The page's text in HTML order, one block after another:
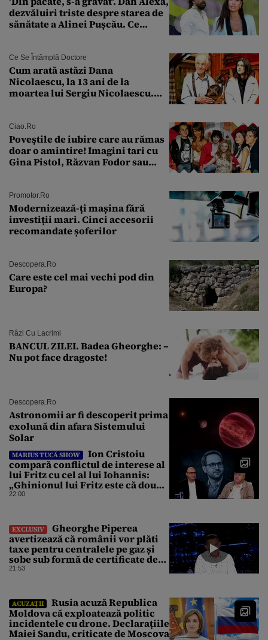
dezvăluiri triste despre starea de
sănătate a Alinei Pușcău. Ce
Ce Se Întâmplă Doctore
Cum arată astăzi Dana
Nicolaescu, la 13 ani de la
moartea lui Sergiu Nicolaescu.
Ciao.ro
Poveştile de iubire care au rămas
doar o amintire! Imagini tari cu
Gina Pistol, Răzvan Fodor sau
Promotor.ro
Modernizează-ți mașina fără
investiții mari. Cinci accesorii
recomandate șoferilor
Descopera.ro
Care este cel mai vechi pod din
Europa?
Râzi Cu Lacrimi
BANCUL ZILEI. Badea Gheorghe: –
Nu pot face dragoste!
Descopera.ro
Astronomii ar fi descoperit prima
exolună din afara Sistemului
Solar
MARIUS TUCĂ SHOW
Ion Cristoiu
compară conflictul de interese al
lui Fritz cu cel al lui Iohannis:
„Ghinionul lui Fritz este că două
instanțe l-au declarat
22:00
EXCLUSIV
Gheorghe Piperea
avertizează că românii vor plăti
taxe pentru centralele pe gaz și
sobe sub formă de certificate de
CO2
21:53
ACUZAȚII
Rusia acuză Republica
Moldova că exploatează politic
incidentele cu drone. Declarațiile
Maiei Sandu, criticate de Moscova